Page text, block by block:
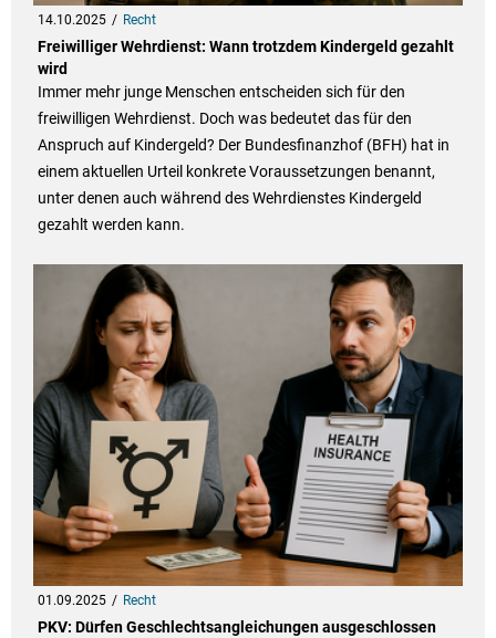
14.10.2025 Recht
Freiwilliger Wehrdienst: Wann trotzdem Kindergeld gezahlt
wird
Immer mehr junge Menschen entscheiden sich für den
freiwilligen Wehrdienst. Doch was bedeutet das für den
Anspruch auf Kindergeld? Der Bundesfinanzhof (BFH) hat in
einem aktuellen Urteil konkrete Voraussetzungen benannt,
unter denen auch während des Wehrdienstes Kindergeld
gezahlt werden kann.
01.09.2025 Recht
PKV: Dürfen Geschlechtsangleichungen ausgeschlossen